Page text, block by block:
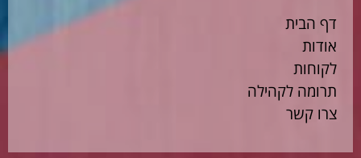
דף הבית
אודות
לקוחות
תרומה לקהילה
צרו קשר